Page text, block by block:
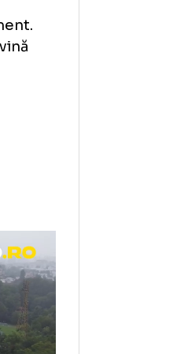
săptămâni,
sunt
de cele de
7:30
să vină
de
35 de